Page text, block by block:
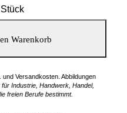
Stück
Versandkosten. Abbildungen
Industrie, Handwerk, Handel,
freien Berufe bestimmt.